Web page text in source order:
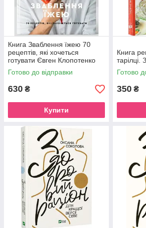
Книга Зваблення їжею 70
рецептів, які хочеться
готувати Євген Клопотенко
Готово до відправки
630 ₴
Купити
Книга
тарілці.
Готово
350 ₴